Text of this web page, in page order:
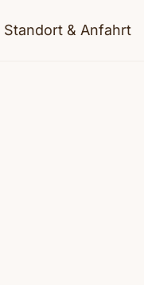
Standort & Anfahrt